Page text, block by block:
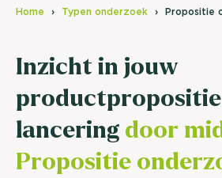
Home Typen onderzoek Propositie
Inzicht in jouw
lancering door
Propositie